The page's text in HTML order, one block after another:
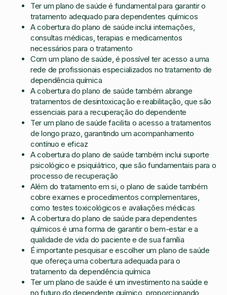
Ter um plano de saúde é fundamental para garantir o
tratamento adequado para dependentes químicos
A cobertura do plano de saúde inclui internações,
consultas médicas, terapias e medicamentos
necessários para o tratamento
Com um plano de saúde, é possível ter acesso a uma
rede de profissionais especializados no tratamento de
dependência química
A cobertura do plano de saúde também abrange
tratamentos de desintoxicação e reabilitação, que são
essenciais para a recuperação do dependente
Ter um plano de saúde facilita o acesso a tratamentos
de longo prazo, garantindo um acompanhamento
contínuo e eficaz
A cobertura do plano de saúde também inclui suporte
psicológico e psiquiátrico, que são fundamentais para o
processo de recuperação
Além do tratamento em si, o plano de saúde também
cobre exames e procedimentos complementares,
como testes toxicológicos e avaliações médicas
A cobertura do plano de saúde para dependentes
químicos é uma forma de garantir o bem-estar e a
qualidade de vida do paciente e de sua família
É importante pesquisar e escolher um plano de saúde
que ofereça uma cobertura adequada para o
tratamento da dependência química
Ter um plano de saúde é um investimento na saúde e
no futuro do dependente químico, proporcionando